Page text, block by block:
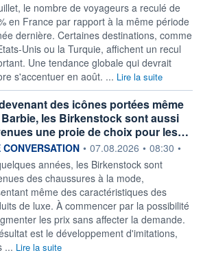
le nombre de voyageurs a reculé de
en France par rapport à la même période
dernière. Certaines destinations, comme
Unis ou la Turquie, affichent un recul
Une tendance globale qui devrait
s'accentuer en août. ... Lire la suite
des icônes portées même
les Birkenstock sont aussi
une proie de choix pour les…
fournie par
CONVERSATION • 07.08.2026 • 08:30 •
années, les Birkenstock sont
des chaussures à la mode,
même des caractéristiques des
de luxe. À commencer par la possibilité
les prix sans affecter la demande.
est le développement d'imitations,
... Lire la suite